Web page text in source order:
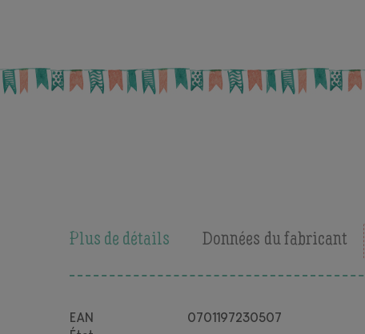
Plus de détails Données du fabricant
EAN
0701197230507